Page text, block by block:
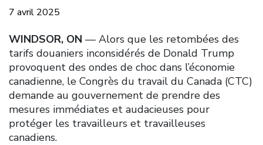
7 avril 2025
WINDSOR, ON –– Alors que les retombées des
tarifs douaniers inconsidérés de Donald Trump
provoquent des ondes de choc dans l’économie
canadienne, le Congrès du travail du Canada (CTC)
demande au gouvernement de prendre des
mesures immédiates et audacieuses pour
protéger les travailleurs et travailleuses
canadiens.